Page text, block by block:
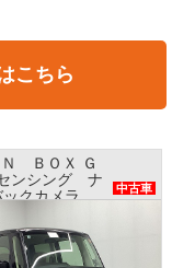
こちら
Ｎ ＢＯＸ Ｇ
ンシング ナ
クカメラ
中古車